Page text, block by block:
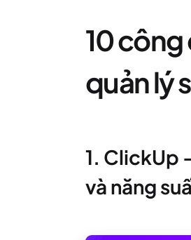
10 công
quản lý
1. ClickUp
và năng